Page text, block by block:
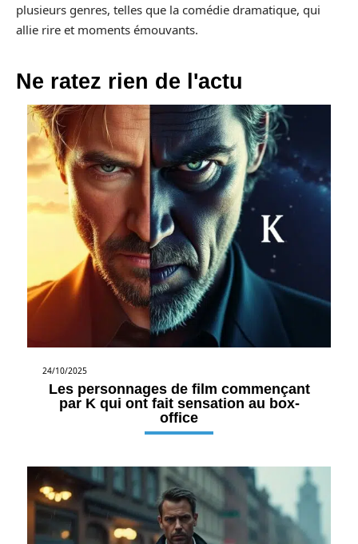
plusieurs genres, telles que la comédie dramatique, qui
allie rire et moments émouvants.
Ne ratez rien de l'actu
24/10/2025
Les personnages de film commençant
par K qui ont fait sensation au box-
office